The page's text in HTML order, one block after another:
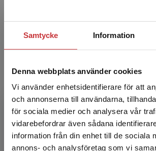
Samtycke Information
Denna webbplats använder cookies
Vi använder enhetsidentifierare för att
och annonserna till användarna,
för sociala medier och analysera vår
vidarebefordrar även sådana
information från din enhet till de sociala
annons- och analysföretag som vi
Begränsad
Tryckt + Digital lärarlicens 36 mån
Ristola, Kerttu m.fl.
599 kr
inkl. moms
Exkl. moms: 565 kr